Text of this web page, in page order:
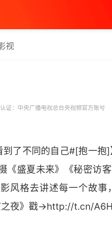
视
证：中央广播电视总台央视频官方账号
到了不同的自己#[抱一
《盛夏未来》《秘密访
风格去讲述每一个故
之夜》戳→http://t.cn/